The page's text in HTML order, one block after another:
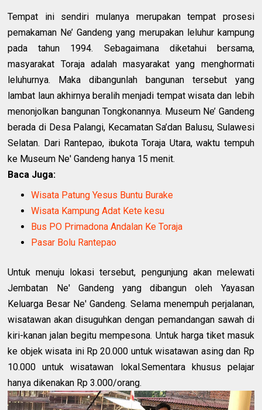
Tempat ini sendiri mulanya merupakan tempat prosesi
pemakaman Ne’ Gandeng yang merupakan leluhur kampung
pada tahun 1994. Sebagaimana diketahui bersama,
masyarakat Toraja adalah masyarakat yang menghormati
leluhurnya. Maka dibangunlah bangunan tersebut yang
lambat laun akhirnya beralih menjadi tempat wisata dan lebih
menonjolkan bangunan Tongkonannya. Museum Ne’ Gandeng
berada di Desa Palangi, Kecamatan Sa’dan Balusu, Sulawesi
Selatan. Dari Rantepao, ibukota Toraja Utara, waktu tempuh
ke Museum Ne' Gandeng hanya 15 menit.
Baca Juga:
Wisata Patung Yesus Buntu Burake
Wisata Kampung Adat Kete kesu
Bus PO Primadona Andalan Ke Toraja
Pasar Bolu Rantepao
Untuk menuju lokasi tersebut, pengunjung akan melewati
Jembatan Ne' Gandeng yang dibangun oleh Yayasan
Keluarga Besar Ne' Gandeng. Selama menempuh perjalanan,
wisatawan akan disuguhkan dengan pemandangan sawah di
kiri-kanan jalan begitu mempesona. Untuk harga tiket masuk
ke objek wisata ini Rp 20.000 untuk wisatawan asing dan Rp
10.000 untuk wisatawan lokal.Sementara khusus pelajar
hanya dikenakan Rp 3.000/orang.